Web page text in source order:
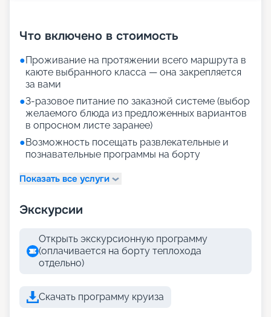
Что включено в стоимость
●Проживание на протяжении всего маршрута в
каюте выбранного класса — она закрепляется
за вами
●3-разовое питание по заказной системе (выбор
желаемого блюда из предложенных вариантов
в опросном листе заранее)
●Возможность посещать развлекательные и
познавательные программы на борту
Показать все услуги
Экскурсии
Открыть экскурсионную программу
(оплачивается на борту теплохода
отдельно)
Скачать программу круиза